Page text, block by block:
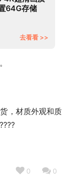
64G存储
去看看 >>
，材质外观和质
0 0